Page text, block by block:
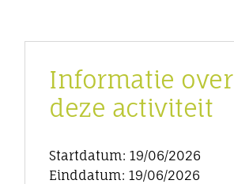
Informatie over
deze activiteit
Startdatum: 19/06/2026
Einddatum: 19/06/2026